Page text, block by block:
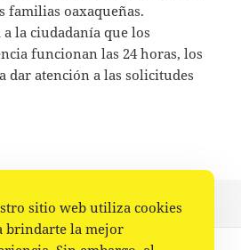
familias oaxaqueñas.
la ciudadanía que los
funcionan las 24 horas, los
dar atención a las solicitudes
redacción Categorías
Estado,Portada
sitio web utiliza cookies
brindarte la mejor